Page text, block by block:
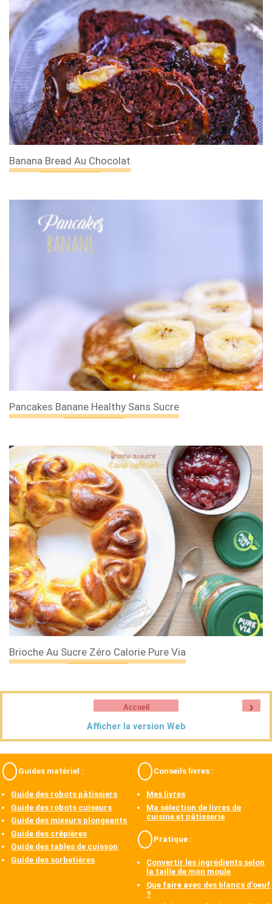
Banana Bread Au Chocolat
Pancakes Banane Healthy Sans Sucre
Brioche Au Sucre Zéro Calorie Pure Via
›
Accueil
Afficher la version Web
Guides matériel :
Guide des robots pâtissiers
Guide des robots cuiseurs
Guide des mixeurs plongeants
Guide des crêpières
Guide des tables de cuisson
Guide des sorbetières
Conseils livres :
Mes livres
Ma sélection de livres de
cuisine et pâtisserie
Pratique :
Convertir les ingrédients selon
la taille de mon moule
Que faire avec des blancs d'oeuf
?